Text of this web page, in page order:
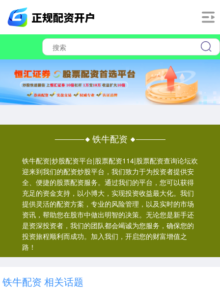
铁牛配资
铁牛配资|炒股配资平台|股票配资114|股票配资查询论坛欢
迎来到我们的配资炒股平台，我们致力于为投资者提供安
全、便捷的股票配资服务。通过我们的平台，您可以获得
充足的资金支持，以小博大，实现投资收益最大化。我们
提供灵活的配资方案，专业的风险管理，以及实时的市场
资讯，帮助您在股市中做出明智的决策。无论您是新手还
是资深投资者，我们的团队都会竭诚为您服务，确保您的
投资旅程顺利而成功。加入我们，开启您的财富增值之
路！
铁牛配资 相关话题